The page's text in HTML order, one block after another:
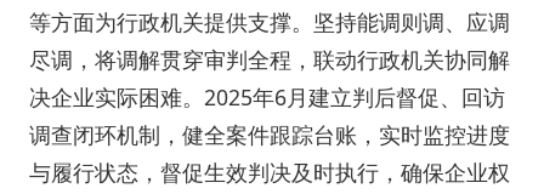
等方面为行政机关提供支撑。坚持能调则调、应调
尽调，将调解贯穿审判全程，联动行政机关协同解
决企业实际困难。2025年6月建立判后督促、回访
调查闭环机制，健全案件跟踪台账，实时监控进度
与履行状态，督促生效判决及时执行，确保企业权